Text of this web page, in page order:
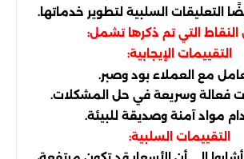
التعليقات السلبية لتطوير خدماتها.
التي تم ذكرها تشمل:
التقييمات الإيجابية:
مع العملاء بود وصبر.
فعالة وسريعة في حل المشكلات.
مواد آمنة وصديقة للبيئة.
التقييمات السلبية: